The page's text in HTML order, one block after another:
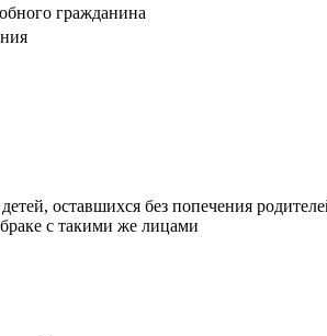
гражданина
оставшихся без попечения
с такими же лицами